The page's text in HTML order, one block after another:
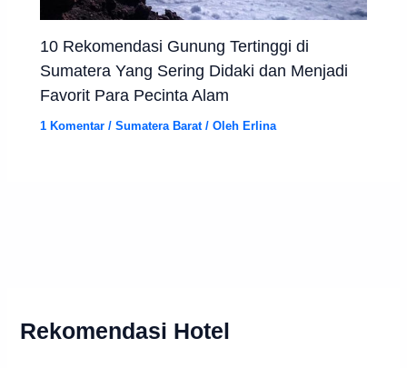
10 Rekomendasi Gunung Tertinggi di
Sumatera Yang Sering Didaki dan Menjadi
Favorit Para Pecinta Alam
1 Komentar /Sumatera Barat/ Oleh Erlina
Rekomendasi Hotel